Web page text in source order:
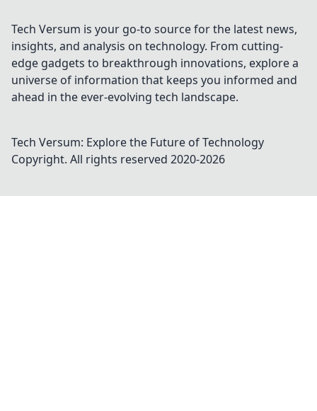
Tech Versum is your go-to source for the latest news,
insights, and analysis on technology. From cutting-
edge gadgets to breakthrough innovations, explore a
universe of information that keeps you informed and
ahead in the ever-evolving tech landscape.
Tech Versum: Explore the Future of Technology
Copyright. All rights reserved 2020-2026